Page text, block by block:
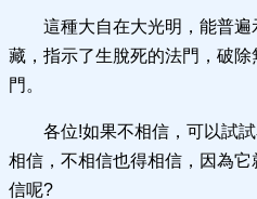
這種大自在大光明，能普
藏，指示了生脫死的法門，破
門。
各位!如果不相信，可以試
相信，不相信也得相信，因為
信呢?